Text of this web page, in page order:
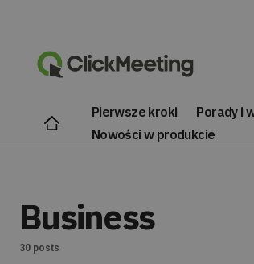
Pierwsze kroki Porady i
Nowości w produkcie
Business
30 posts